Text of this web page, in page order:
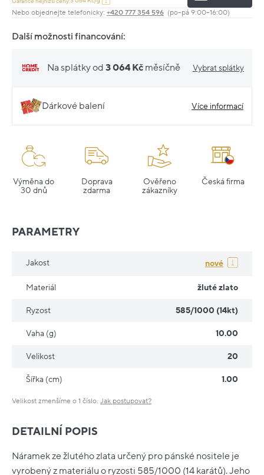
Nebo objednejte telefonicky: +420 777 354 596 (po–pá 9:00–16:00)
Další možnosti financování:
Na splátky od 3 064 Kč měsíčně Vybrat splátky
Dárkové balení Více informací
Výměna do
30 dnů
Doprava
zdarma
Ověřeno
zákazníky
Česká firma
DETAILNÍ POPIS
Náramek ze žlutého zlata určený pro pánské nositele je
vyrobený z materiálu o ryzosti 585/1000 (14 karátů). Jeho
PARAMETRY
Jakost nové
Materiál žluté zlato
Ryzost 585/1000 (14kt)
Vaha (g) 10.00
Velikost 20
Šířka (cm) 1.00
Velikost zmenšíme o 1 číslo. Jak postupovat?